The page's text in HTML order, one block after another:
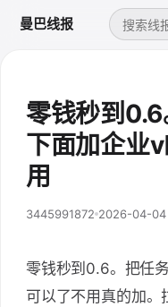
曼巴线报
零钱秒到0.6
下面加企业
用
3445991872 2026-04-04
零钱秒到0.6。把任
可以了不用真的加。